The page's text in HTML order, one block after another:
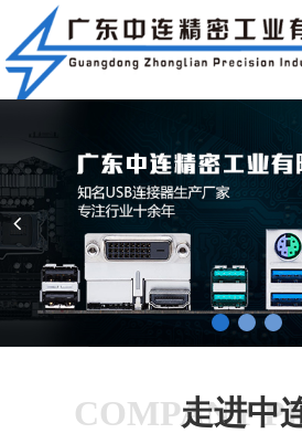
COMPANY
走进中